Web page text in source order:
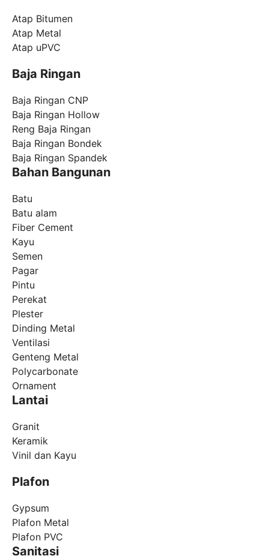
Atap Bitumen
Atap Metal
Atap uPVC
Baja Ringan
Baja Ringan CNP
Baja Ringan Hollow
Reng Baja Ringan
Baja Ringan Bondek
Baja Ringan Spandek
Bahan Bangunan
Batu
Batu alam
Fiber Cement
Kayu
Semen
Pagar
Pintu
Perekat
Plester
Dinding Metal
Ventilasi
Genteng Metal
Polycarbonate
Ornament
Lantai
Granit
Keramik
Vinil dan Kayu
Plafon
Gypsum
Plafon Metal
Plafon PVC
Sanitasi